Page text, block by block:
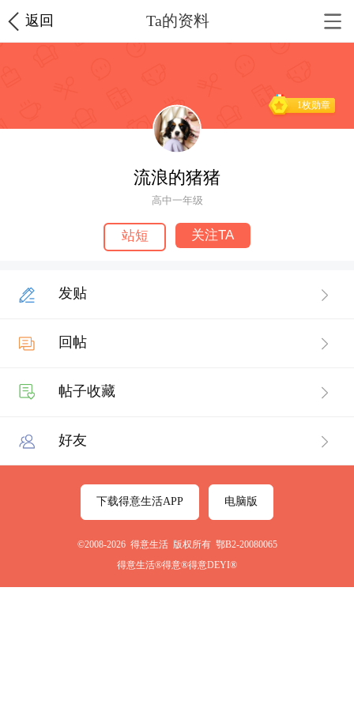
返回 Ta的资料
1枚勋章
流浪的猪猪
高中一年级
站短 关注TA
发贴
回帖
帖子收藏
好友
下载得意生活APP 电脑版
©2008-2026 得意生活 版权所有 鄂B2-20080065
得意生活®得意®得意DEYI®